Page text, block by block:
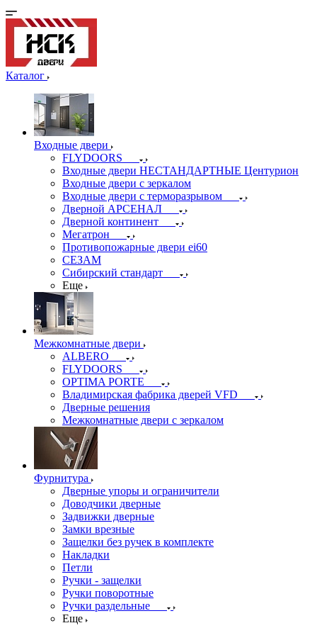
Каталог
Входные двери
FLYDOORS
Входные двери НЕСТАНДАРТНЫЕ Центурион
Входные двери с зеркалом
Входные двери с терморазрывом
Дверной АРСЕНАЛ
Дверной континент
Мегатрон
Противопожарные двери ei60
СЕЗАМ
Сибирский стандарт
Еще
Межкомнатные двери
ALBERO
FLYDOORS
OPTIMA PORTE
Владимирская фабрика дверей VFD
Дверные решения
Межкомнатные двери c зеркалом
Фурнитура
Дверные упоры и ограничители
Доводчики дверные
Задвижки дверные
Замки врезные
Защелки без ручек в комплекте
Накладки
Петли
Ручки - защелки
Ручки поворотные
Ручки раздельные
Еще